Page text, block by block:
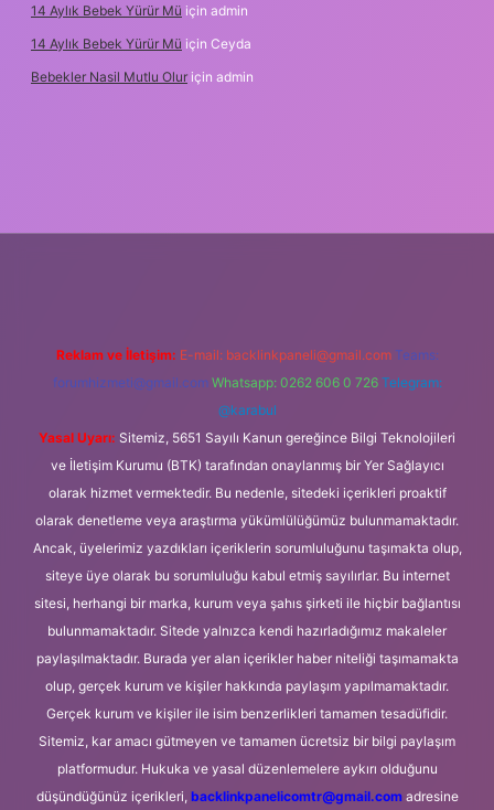
14 Aylık Bebek Yürür Mü için admin
14 Aylık Bebek Yürür Mü için Ceyda
Bebekler Nasil Mutlu Olur için admin
Reklam ve İletişim: E-mail: backlinkpaneli@gmail.com Teams:
forumhizmeti@gmail.com Whatsapp: 0262 606 0 726 Telegram:
@karabul
Yasal Uyarı: Sitemiz, 5651 Sayılı Kanun gereğince Bilgi Teknolojileri
ve İletişim Kurumu (BTK) tarafından onaylanmış bir Yer Sağlayıcı
olarak hizmet vermektedir. Bu nedenle, sitedeki içerikleri proaktif
olarak denetleme veya araştırma yükümlülüğümüz bulunmamaktadır.
Ancak, üyelerimiz yazdıkları içeriklerin sorumluluğunu taşımakta olup,
siteye üye olarak bu sorumluluğu kabul etmiş sayılırlar. Bu internet
sitesi, herhangi bir marka, kurum veya şahıs şirketi ile hiçbir bağlantısı
bulunmamaktadır. Sitede yalnızca kendi hazırladığımız makaleler
paylaşılmaktadır. Burada yer alan içerikler haber niteliği taşımamakta
olup, gerçek kurum ve kişiler hakkında paylaşım yapılmamaktadır.
Gerçek kurum ve kişiler ile isim benzerlikleri tamamen tesadüfidir.
Sitemiz, kar amacı gütmeyen ve tamamen ücretsiz bir bilgi paylaşım
platformudur. Hukuka ve yasal düzenlemelere aykırı olduğunu
düşündüğünüz içerikleri, backlinkpanelicomtr@gmail.comadresine